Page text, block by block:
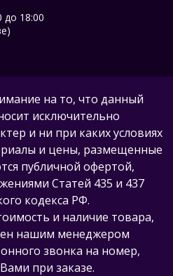
до 18:00
на то, что данный
исключительно
и ни при каких условиях
и цены, размещенные
публичной офертой,
Статей 435 и 437
кодекса РФ.
и наличие товара,
нашим менеджером
звонка на номер,
при заказе.